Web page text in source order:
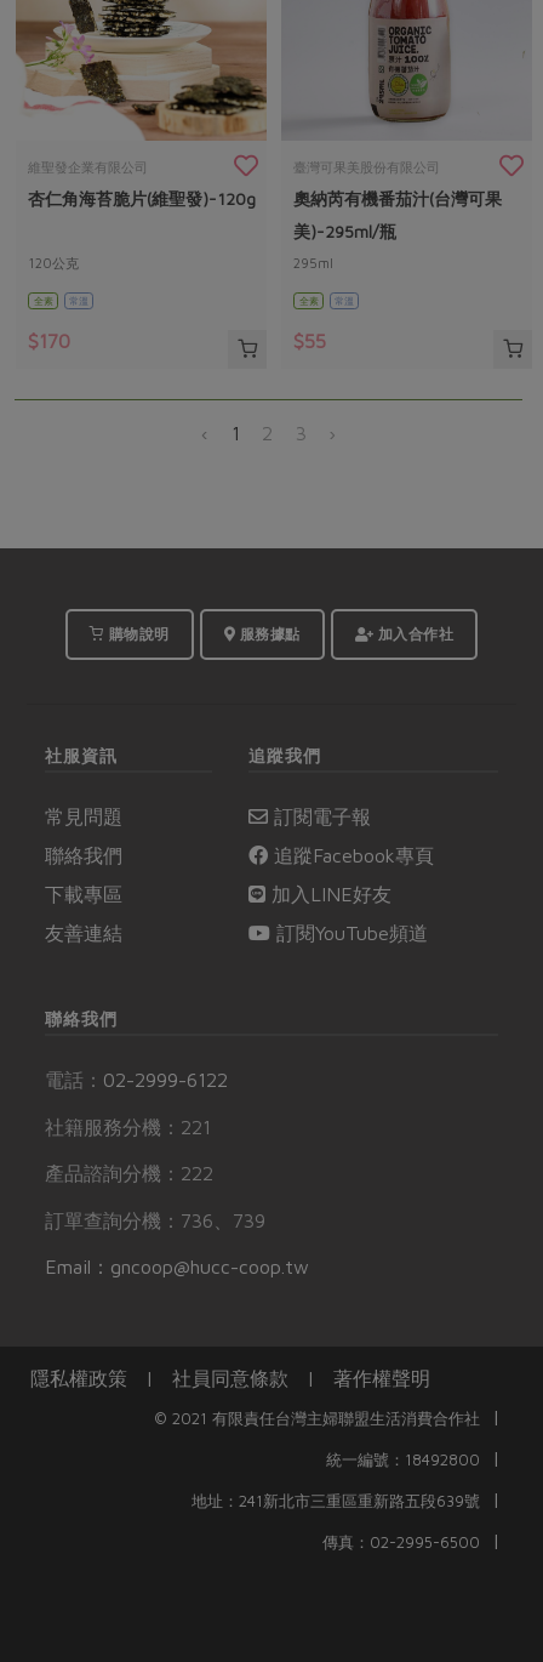
維聖發企業有限公司
杏仁角海苔脆片(維聖發)-120g
120公克
全素 常溫
$170
臺灣可果美股份有限公司
奧納芮有機番茄汁(台灣可果
美)-295ml/瓶
295ml
全素 常溫
$55
‹ 1 2 3 ›
購物說明 服務據點 加入合作社
社服資訊
常見問題
聯絡我們
下載專區
友善連結
追蹤我們
訂閱電子報
追蹤Facebook專頁
加入LINE好友
訂閱YouTube頻道
聯絡我們
電話： 02-2999-6122
社籍服務分機：221
產品諮詢分機：222
訂單查詢分機：736、739
Email：gncoop@hucc-coop.tw
隱私權政策 | 社員同意條款 | 著作權聲明
© 2021 有限責任台灣主婦聯盟生活消費合作社 |
統一編號：18492800 |
地址：241新北市三重區重新路五段639號 |
傳真：02-2995-6500 |